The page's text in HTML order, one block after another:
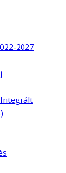
2027
Integrált